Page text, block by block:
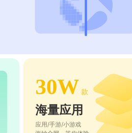
30W 款
海量应用
应用/手游/小游戏